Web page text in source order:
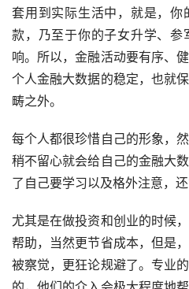
套用到实际生活中，就是，
款，乃至于你的子女升学、
响。所以，金融活动要有序、
个人金融大数据的稳定，也就
畴之外。
每个人都很珍惜自己的形象，
稍不留心就会给自己的金融大
了自己要学习以及格外注意，
尤其是在做投资和创业的时候
帮助，当然更节省成本，但是
被察觉，更狂论规避了。专业